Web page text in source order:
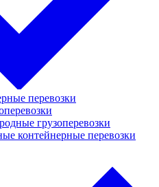
перевозки
грузоперевозки
контейнерные перевозки